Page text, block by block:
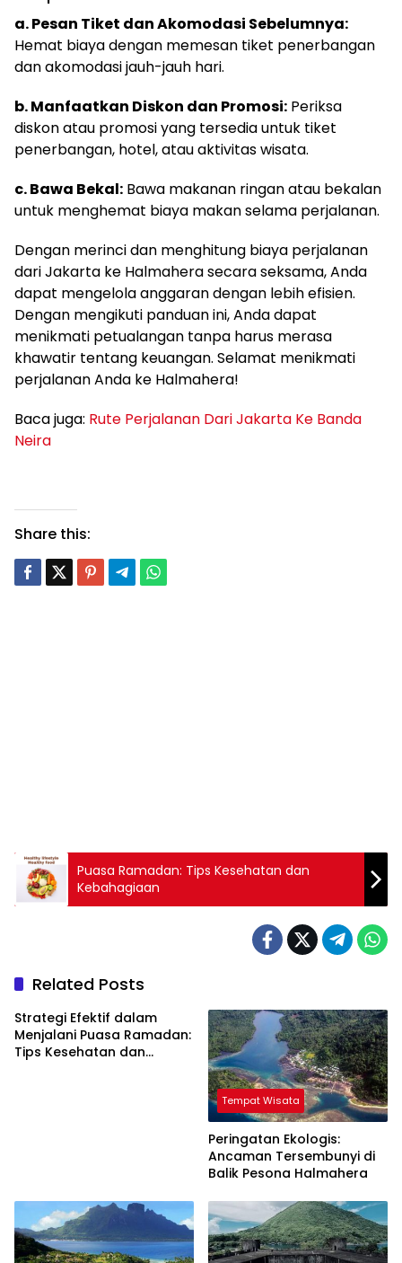
a. Pesan Tiket dan Akomodasi Sebelumnya:
Hemat biaya dengan memesan tiket penerbangan
dan akomodasi jauh-jauh hari.
b. Manfaatkan Diskon dan Promosi: Periksa
diskon atau promosi yang tersedia untuk tiket
penerbangan, hotel, atau aktivitas wisata.
c. Bawa Bekal: Bawa makanan ringan atau bekalan
untuk menghemat biaya makan selama perjalanan.
Dengan merinci dan menghitung biaya perjalanan
dari Jakarta ke Halmahera secara seksama, Anda
dapat mengelola anggaran dengan lebih efisien.
Dengan mengikuti panduan ini, Anda dapat
menikmati petualangan tanpa harus merasa
khawatir tentang keuangan. Selamat menikmati
perjalanan Anda ke Halmahera!
Baca juga: Rute Perjalanan Dari Jakarta Ke Banda
Neira
Share this:
Puasa Ramadan: Tips Kesehatan dan
Kebahagiaan
Related Posts
Strategi Efektif dalam
Menjalani Puasa Ramadan:
Tips Kesehatan dan
Tempat Wisata
Peringatan Ekologis:
Ancaman Tersembunyi di
Balik Pesona Halmahera